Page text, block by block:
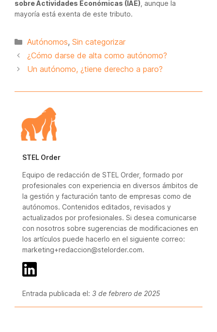
sobre Actividades Económicas (IAE) , aunque la
mayoría está exenta de este tributo.
Categorías
Autónomos, Sin categorizar
¿Cómo darse de alta como autónomo?
Un autónomo, ¿tiene derecho a paro?
STEL Order
Equipo de redacción de STEL Order, formado por
profesionales con experiencia en diversos ámbitos de
la gestión y facturación tanto de empresas como de
autónomos. Contenidos editados, revisados y
actualizados por profesionales. Si desea comunicarse
con nosotros sobre sugerencias de modificaciones en
los artículos puede hacerlo en el siguiente correo:
marketing+redaccion@stelorder.com.
Entrada publicada el: 3 de febrero de 2025